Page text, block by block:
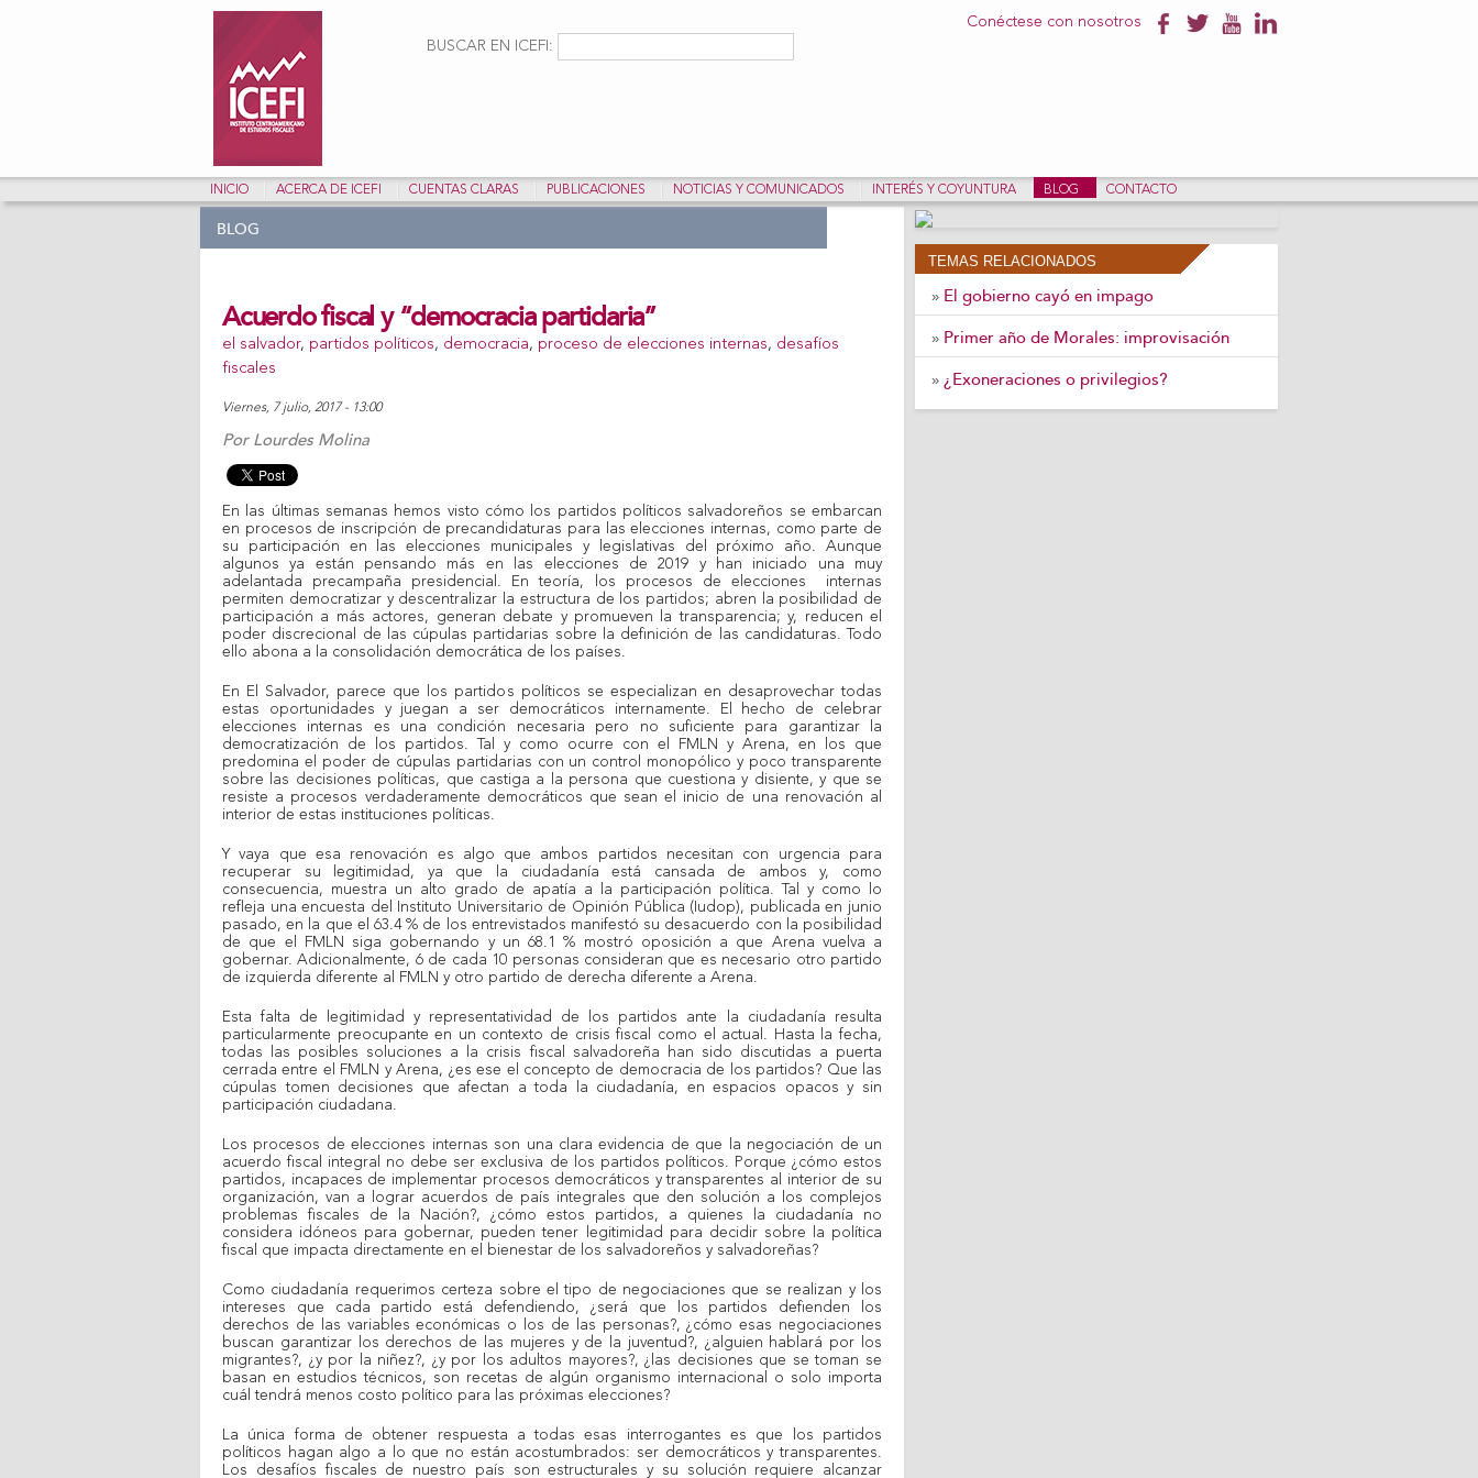
contenido
Conéctese con nosotros
Formulario de búsqueda
BUSCAR EN ICEFI:
INICIO ACERCA DE ICEFI CUENTAS CLARAS PUBLICACIONES NOTICIAS Y COMUNICADOS INTERÉS Y COYUNTURA BLOG CONTACTO
BLOG
Acuerdo fiscal y “democracia partidaria”
el salvador, partidos políticos, democracia, proceso de elecciones internas, desafíos
fiscales
viernes, 7 julio, 2017 - 13:00
Por Lourdes Molina
En las últimas semanas hemos visto cómo los partidos políticos salvadoreños se embarcan
en procesos de inscripción de precandidaturas para las elecciones internas, como parte de
su participación en las elecciones municipales y legislativas del próximo año. Aunque
algunos ya están pensando más en las elecciones de 2019 y han iniciado una muy
adelantada precampaña presidencial. En teoría, los procesos de elecciones internas
permiten democratizar y descentralizar la estructura de los partidos; abren la posibilidad de
participación a más actores, generan debate y promueven la transparencia; y, reducen el
poder discrecional de las cúpulas partidarias sobre la definición de las candidaturas. Todo
ello abona a la consolidación democrática de los países.
En El Salvador, parece que los partidos políticos se especializan en desaprovechar todas
estas oportunidades y juegan a ser democráticos internamente. El hecho de celebrar
elecciones internas es una condición necesaria pero no suficiente para garantizar la
democratización de los partidos. Tal y como ocurre con el FMLN y Arena, en los que
predomina el poder de cúpulas partidarias con un control monopólico y poco transparente
sobre las decisiones políticas, que castiga a la persona que cuestiona y disiente, y que se
resiste a procesos verdaderamente democráticos que sean el inicio de una renovación al
interior de estas instituciones políticas.
Y vaya que esa renovación es algo que ambos partidos necesitan con urgencia para
recuperar su legitimidad, ya que la ciudadanía está cansada de ambos y, como
consecuencia, muestra un alto grado de apatía a la participación política. Tal y como lo
refleja una encuesta del Instituto Universitario de Opinión Pública (Iudop), publicada en junio
pasado, en la que el 63.4 % de los entrevistados manifestó su desacuerdo con la posibilidad
de que el FMLN siga gobernando y un 68.1 % mostró oposición a que Arena vuelva a
gobernar. Adicionalmente, 6 de cada 10 personas consideran que es necesario otro partido
de izquierda diferente al FMLN y otro partido de derecha diferente a Arena.
Esta falta de legitimidad y representatividad de los partidos ante la ciudadanía resulta
particularmente preocupante en un contexto de crisis fiscal como el actual. Hasta la fecha,
todas las posibles soluciones a la crisis fiscal salvadoreña han sido discutidas a puerta
cerrada entre el FMLN y Arena, ¿es ese el concepto de democracia de los partidos? Que las
cúpulas tomen decisiones que afectan a toda la ciudadanía, en espacios opacos y sin
participación ciudadana.
Los procesos de elecciones internas son una clara evidencia de que la negociación de un
acuerdo fiscal integral no debe ser exclusiva de los partidos políticos. Porque ¿cómo estos
partidos, incapaces de implementar procesos democráticos y transparentes al interior de su
organización, van a lograr acuerdos de país integrales que den solución a los complejos
problemas fiscales de la Nación?, ¿cómo estos partidos, a quienes la ciudadanía no
considera idóneos para gobernar, pueden tener legitimidad para decidir sobre la política
fiscal que impacta directamente en el bienestar de los salvadoreños y salvadoreñas?
Como ciudadanía requerimos certeza sobre el tipo de negociaciones que se realizan y los
intereses que cada partido está defendiendo, ¿será que los partidos defienden los
derechos de las variables económicas o los de las personas?, ¿cómo esas negociaciones
buscan garantizar los derechos de las mujeres y de la juventud?, ¿alguien hablará por los
migrantes?, ¿y por la niñez?, ¿y por los adultos mayores?, ¿las decisiones que se toman se
basan en estudios técnicos, son recetas de algún organismo internacional o solo importa
cuál tendrá menos costo político para las próximas elecciones?
La única forma de obtener respuesta a todas esas interrogantes es que los partidos
políticos hagan algo a lo que no están acostumbrados: ser democráticos y transparentes.
Los desafíos fiscales de nuestro país son estructurales y su solución requiere alcanzar
TEMAS RELACIONADOS
» El gobierno cayó en impago
» Primer año de Morales: improvisación
» ¿Exoneraciones o privilegios?